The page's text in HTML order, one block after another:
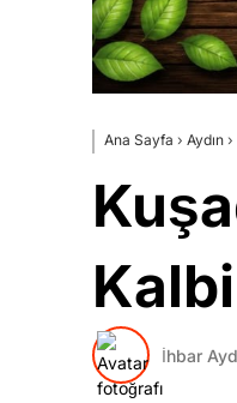
Ana Sayfa › Aydın ›
İhbar